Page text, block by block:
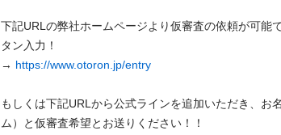
下記URLの弊社ホームページより仮審査の依頼が可能
タン入力！
→ https://www.otoron.jp/entry
もしくは下記URLから公式ラインを追加いただき、お
ム）と仮審査希望とお送りください！！